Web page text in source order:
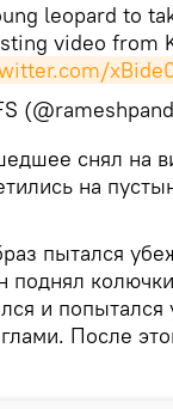
leopard to
video from
снял на
на
пытался
и попытался
После